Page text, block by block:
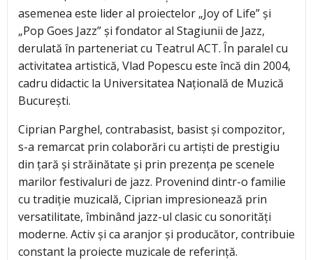
asemenea este lider al proiectelor „Joy of Life” și
„Pop Goes Jazz” și fondator al Stagiunii de Jazz,
derulată în parteneriat cu Teatrul ACT. În paralel cu
activitatea artistică, Vlad Popescu este încă din 2004,
cadru didactic la Universitatea Națională de Muzică
București.
Ciprian Parghel, contrabasist, basist și compozitor,
s-a remarcat prin colaborări cu artiști de prestigiu
din țară și străinătate și prin prezența pe scenele
marilor festivaluri de jazz. Provenind dintr-o familie
cu tradiție muzicală, Ciprian impresionează prin
versatilitate, îmbinând jazz-ul clasic cu sonorități
moderne. Activ și ca aranjor și producător, contribuie
constant la proiecte muzicale de referință.